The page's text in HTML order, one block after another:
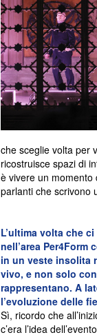
che sceglie volta per
ricostruisce spazi di
è vivere un momento
parlanti che scrivono
L’ultima volta che
nell’area Per4Form
in un veste insolita
vivo, e non solo
rappresentano. A
l’evoluzione delle
Sì, ricordo che
c’era l’idea